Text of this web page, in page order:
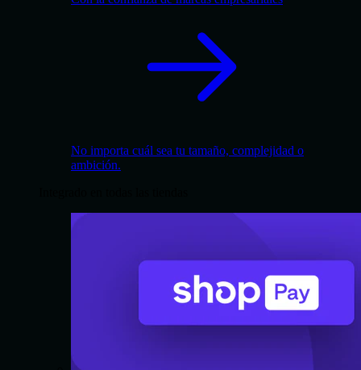
No importa cuál sea tu tamaño, complejidad o
ambición.